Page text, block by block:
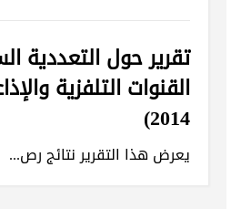
تقرير حول التعددية
2014)
يعرض هذا التقرير نتائج رص...